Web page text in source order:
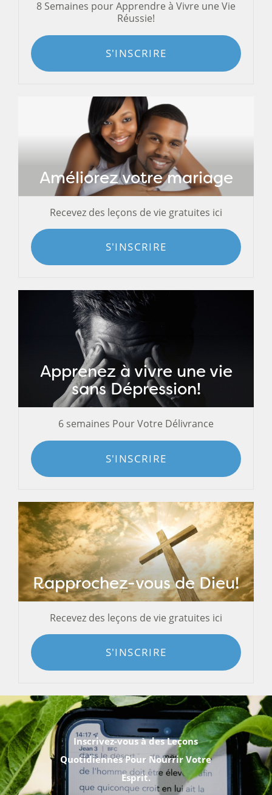
8 Semaines pour Apprendre à Vivre une Vie
Réussie!
S'INSCRIRE
Améliorez votre mariage
Recevez des leçons de vie gratuites ici
S'INSCRIRE
Apprenez à vivre une vie
sans Dépression!
6 semaines Pour Votre Délivrance
S'INSCRIRE
Rapprochez-vous de Dieu!
Recevez des leçons de vie gratuites ici
S'INSCRIRE
Inscrivez-vous à des Leçons
Quotidiennes Pour Nourrir Votre
Esprit.